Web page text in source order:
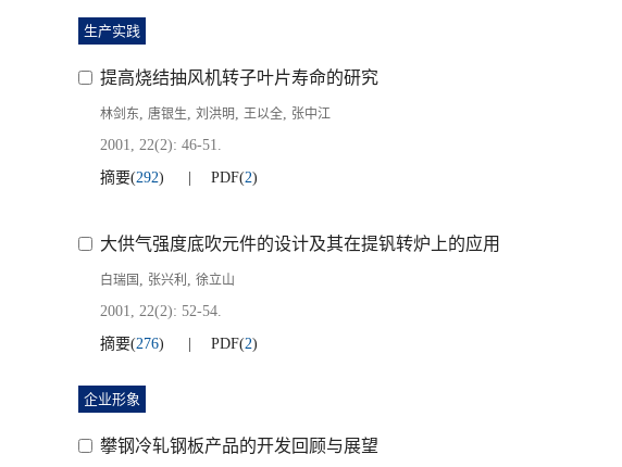
生产实践
提高烧结抽风机转子叶片寿命的研究
林剑东, 唐银生, 刘洪明, 王以全, 张中江
2001, 22(2): 46-51.
摘要(292) PDF(2)
大供气强度底吹元件的设计及其在提钒转炉上的应用
白瑞国 , 张兴利 , 徐立山
2001, 22(2): 52-54.
摘要(276) PDF(2)
企业形象
攀钢冷轧钢板产品的开发回顾与展望